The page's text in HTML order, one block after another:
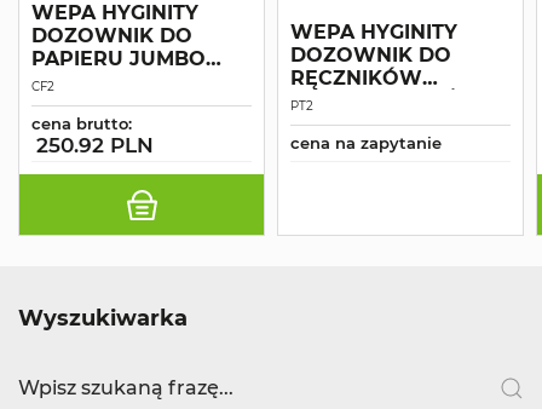
WEPA HYGINITY
DOZOWNIK DO
PAPIERU JUMBO
CENTERFEED
CZARNY
CF2
cena brutto:
250.92 PLN
WEPA HYGINITY
DOZOWNIK DO
RĘCZNIKÓW
INTERFOLD DUŻY
CZARNY
PT2
cena na zapytanie
Wyszukiwarka